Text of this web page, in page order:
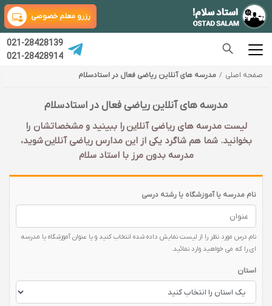
رزرو معلم خصوصی
021-28428139
021-28428914
صفحه اصلی مدرسه های آنلاین ریاضی فعال در استادسلام
مدرسه های آنلاین ریاضی فعال در استادسلام
لیست مدرسه های ریاضی آنلاین را ببینید و مشخصاتشان را
بخوانید. شما هم شاگرد یکی از این مدارس ریاضی آنلاین شوید،
مدرسه بدون مرز با استاد سلام
نام مدرسه یا آموزشگاه یا رشته درسی
نام درس مورد نظر را از لیست نمایش داده شده انتخاب کنید و یا عنوان آموزشگاه یا مدرسه
ای را که می خواهید وارد نمائید.
استان